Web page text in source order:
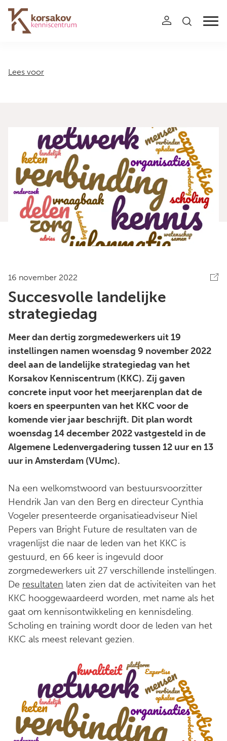
Navigation
Lees voor
16 november 2022
Succesvolle landelijke
strategiedag
Meer dan dertig zorgmedewerkers uit 19
instellingen namen woensdag 9 november 2022
deel aan de landelijke strategiedag van het
Korsakov Kenniscentrum (KKC). Zij gaven
concrete input voor het meerjarenplan dat de
koers en speerpunten van het KKC voor de
komende vier jaar beschrijft. Dit plan wordt
woensdag 14 december 2022 vastgesteld in de
Algemene Ledenvergadering tussen 12 uur en 13
uur in Amsterdam (VUmc).
Na een welkomstwoord van bestuursvoorzitter
Hendrik Jan van den Berg en directeur Cynthia
Vogeler presenteerde organisatieadviseur Niel
Pepers van Bright Future de resultaten van de
vragenlijst die naar de leden van het KKC is
gestuurd, en 66 keer is ingevuld door
zorgmedewerkers uit 27 verschillende instellingen.
De resultaten laten zien dat de activiteiten van het
KKC hooggewaardeerd worden, met name als het
gaat om kennisontwikkeling en kennisdeling.
Scholing en training wordt door de leden van het
KKC als meest relevant gezien.